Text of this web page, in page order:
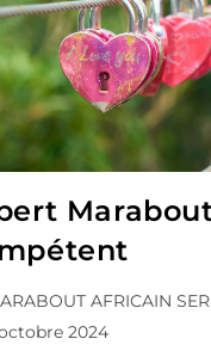
autrice
AFRICAIN
2024